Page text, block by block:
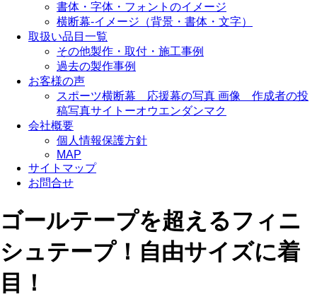
書体・字体・フォントのイメージ
横断幕-イメージ（背景・書体・文字）
取扱い品目一覧
その他製作・取付・施工事例
過去の製作事例
お客様の声
スポーツ横断幕 応援幕の写真 画像 作成者の投
稿写真サイトーオウエンダンマク
会社概要
個人情報保護方針
MAP
サイトマップ
お問合せ
ゴールテープを超えるフィニ
シュテープ！自由サイズに着
目！